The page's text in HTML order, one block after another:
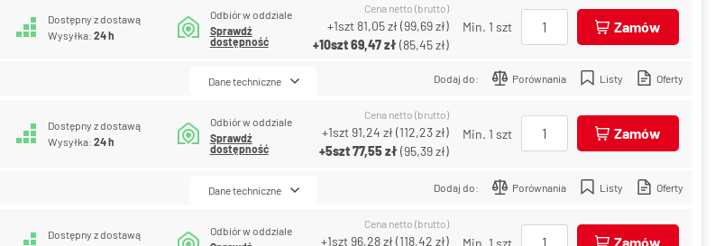
Dostępny z dostawą
Wysyłka:24 h
Odbiór w oddziale
Sprawdź
dostępność
Cena netto (brutto)
+1szt 81,05 zł(99,69 zł)
+10szt69,47 zł(85,45 zł)
Min. 1 szt Zamów
Dodaj do: Porównania Listy Oferty
Dane techniczne
Dostępny z dostawą
Wysyłka:24 h
Odbiór w oddziale
Sprawdź
dostępność
Cena netto (brutto)
+1szt91,24 zł(112,23 zł)
+5szt77,55 zł(95,39 zł)
Min. 1 szt Zamów
Dodaj do: Porównania Listy Oferty
Dane techniczne
Dostępny z dostawą
Odbiór w oddziale
Cena netto (brutto)
+1szt96,28 zł(118,42 zł)
Min. 1 szt Zamów